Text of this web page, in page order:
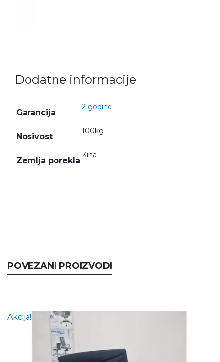
Dodatne informacije
Garancija
2 godine
Nosivost
100kg
Zemlja porekla
Kina
POVEZANI PROIZVODI
Akcija!